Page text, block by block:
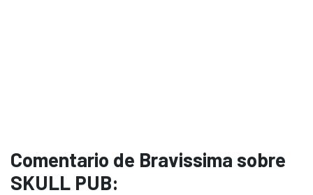
Comentario de Bravissima sobre
SKULL PUB: